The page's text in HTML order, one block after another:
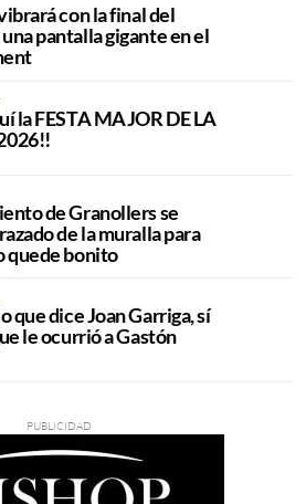
con la final del
pantalla gigante en el
la FESTA MAJOR DE LA
de Granollers se
de la muralla para
quede bonito
que dice Joan Garriga, sí
le ocurrió a Gastón